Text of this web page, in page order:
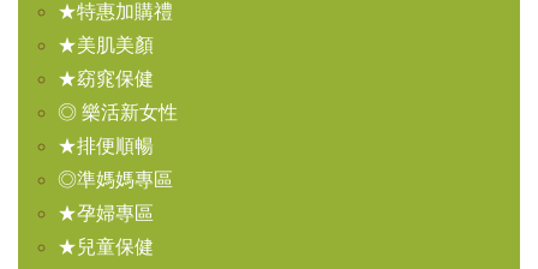
★特惠加購禮
★美肌美顏
★窈窕保健
◎ 樂活新女性
★排便順暢
◎準媽媽專區
★孕婦專區
★兒童保健